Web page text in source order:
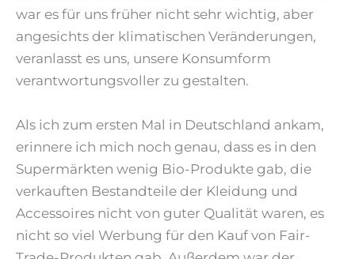
war es für uns früher nicht sehr wichtig, aber
angesichts der klimatischen Veränderungen,
veranlasst es uns, unsere Konsumform
verantwortungsvoller zu gestalten.
Als ich zum ersten Mal in Deutschland ankam,
erinnere ich mich noch genau, dass es in den
Supermärkten wenig Bio-Produkte gab, die
verkauften Bestandteile der Kleidung und
Accessoires nicht von guter Qualität waren, es
nicht so viel Werbung für den Kauf von Fair-